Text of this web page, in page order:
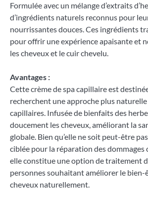
Formulée avec un mélange d’extraits
d’ingrédients naturels reconnus pour
nourrissantes douces. Ces ingrédients
pour offrir une expérience apaisante et
les cheveux et le cuir chevelu.
Avantages :
Cette crème de spa capillaire est
recherchent une approche plus naturelle
capillaires. Infusée de bienfaits des
doucement les cheveux, améliorant la
globale. Bien qu’elle ne soit peut-être
ciblée pour la réparation des dommages
elle constitue une option de traitement
personnes souhaitant améliorer le bien-
cheveux naturellement.